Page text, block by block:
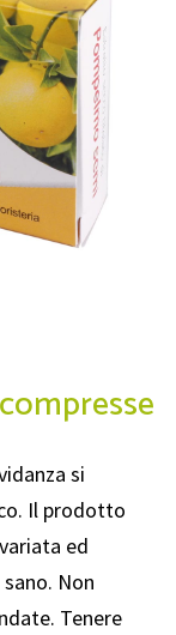
si
Il prodotto
ed
Non
Tenere